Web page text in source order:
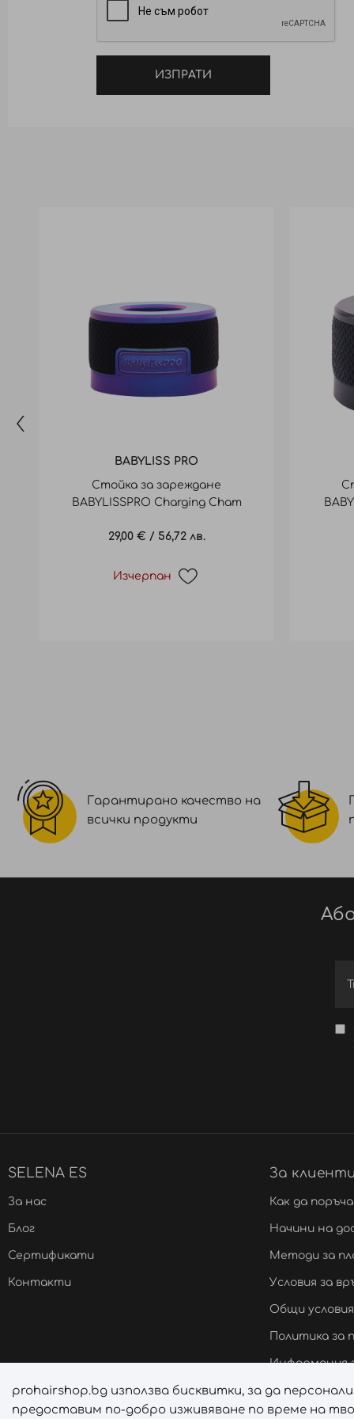
ИЗПРАТИ
BABYLISS PRO
Стойка за зареждане
BABYLISSPRO Charging Cham
29,00 € / 56,72 лв.
Изчерпан
Гарантирано качество на
всички продукти
SELENA ES
За нас
Блог
Сертификати
Контакти
За клиенти
Как да
Начини на
Методи за
Условия за
Общи условия
Политика за
Информация
Онлайн
prohairshop.bg използва бисквитки, за да
предоставим по-добро изживяване по време на